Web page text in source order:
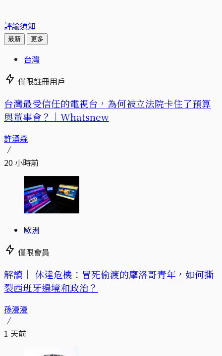
評論須知
最新 更多
台灣
僅限註冊用戶
台灣最受信任的電視台，為何被立法院卡住了預算
與董事會？｜Whatsnew
許湧森
20 小時前
歐洲
僅限會員
解讀｜ 休達危機：冒死偷渡的摩洛哥青年，如何撕
裂西班牙邊境和政治？
孫漫漫
1 天前